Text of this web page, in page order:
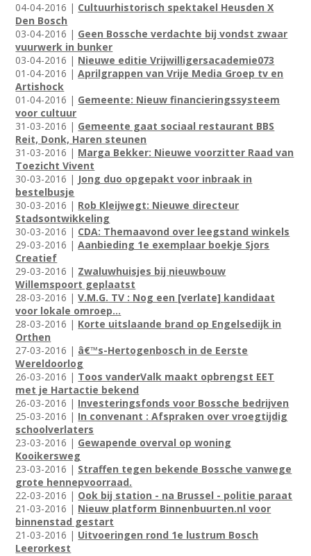
04-04-2016 | Cultuurhistorisch spektakel Heusden X
Den Bosch
03-04-2016 | Geen Bossche verdachte bij vondst zwaar
vuurwerk in bunker
03-04-2016 | Nieuwe editie Vrijwilligersacademie073
01-04-2016 |Aprilgrappen van Vrije Media Groep tv en
Artishock
01-04-2016 | Gemeente: Nieuw financieringssysteem
voor cultuur
31-03-2016 | Gemeente gaat sociaal restaurant BBS
Reit, Donk, Haren steunen
31-03-2016 | Marga Bekker: Nieuwe voorzitter Raad van
Toezicht Vivent
30-03-2016 | Jong duo opgepakt voor inbraak in
bestelbusje
30-03-2016 | Rob Kleijwegt: Nieuwe directeur
Stadsontwikkeling
30-03-2016 | CDA: Themaavond over leegstand winkels
29-03-2016 |Aanbieding 1e exemplaar boekje Sjors
Creatief
29-03-2016 | Zwaluwhuisjes bij nieuwbouw
Willemspoort geplaatst
28-03-2016 |V.M.G. TV : Nog een [verlate] kandidaat
voor lokale omroep...
28-03-2016 | Korte uitslaande brand op Engelsedijk in
Orthen
27-03-2016 | â€™s-Hertogenbosch in de Eerste
Wereldoorlog
26-03-2016 | Toos vanderValk maakt opbrengst EET
met je Hartactie bekend
26-03-2016 | Investeringsfonds voor Bossche bedrijven
25-03-2016 | In convenant : Afspraken over vroegtijdig
schoolverlaters
23-03-2016 | Gewapende overval op woning
Kooikersweg
23-03-2016 | Straffen tegen bekende Bossche vanwege
grote hennepvoorraad.
22-03-2016 | Ook bij station - na Brussel - politie paraat
21-03-2016 | Nieuw platform Binnenbuurten.nl voor
binnenstad gestart
21-03-2016 | Uitvoeringen rond 1e lustrum Bosch
Leerorkest